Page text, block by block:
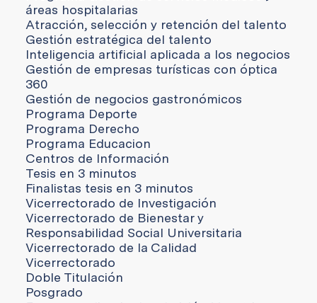
áreas hospitalarias
Atracción, selección y retención del talento
Gestión estratégica del talento
Inteligencia artificial aplicada a los negocios
Gestión de empresas turísticas con óptica
360
Gestión de negocios gastronómicos
Programa Deporte
Programa Derecho
Programa Educacion
Centros de Información
Tesis en 3 minutos
Finalistas tesis en 3 minutos
Vicerrectorado de Investigación
Vicerrectorado de Bienestar y
Responsabilidad Social Universitaria
Vicerrectorado de la Calidad
Vicerrectorado
Doble Titulación
Posgrado